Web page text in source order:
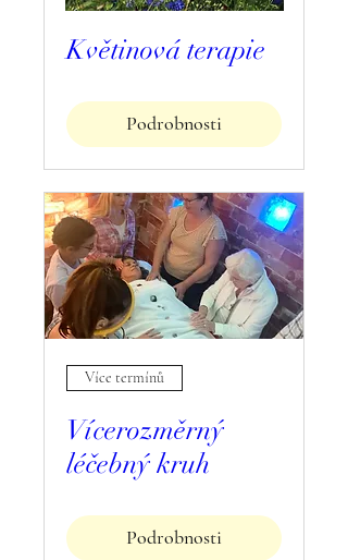
Květinová terapie
Podrobnosti
Více termínů
Vícerozměrný
léčebný kruh
Podrobnosti